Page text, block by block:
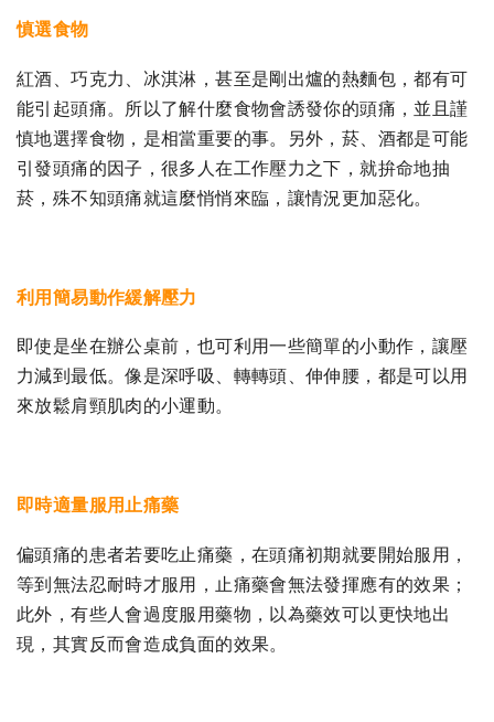
慎選食物
紅酒、巧克力、冰淇淋，甚至是剛出爐的熱麵包，都有可
能引起頭痛。所以了解什麼食物會誘發你的頭痛，並且謹
慎地選擇食物，是相當重要的事。另外，菸、酒都是可能
引發頭痛的因子，很多人在工作壓力之下，就拚命地抽
菸，殊不知頭痛就這麼悄悄來臨，讓情況更加惡化。
利用簡易動作緩解壓力
即使是坐在辦公桌前，也可利用一些簡單的小動作，讓壓
力減到最低。像是深呼吸、轉轉頭、伸伸腰，都是可以用
來放鬆肩頸肌肉的小運動。
即時適量服用止痛藥
偏頭痛的患者若要吃止痛藥，在頭痛初期就要開始服用，
等到無法忍耐時才服用，止痛藥會無法發揮應有的效果；
此外，有些人會過度服用藥物，以為藥效可以更快地出
現，其實反而會造成負面的效果。